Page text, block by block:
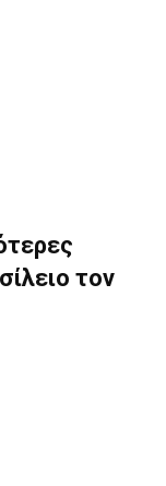
τον